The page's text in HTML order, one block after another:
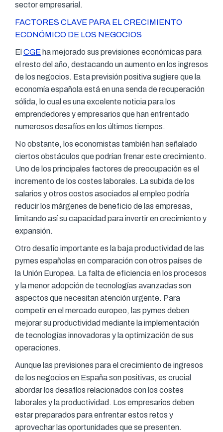
sector empresarial.
FACTORES CLAVE PARA EL CRECIMIENTO
ECONÓMICO DE LOS NEGOCIOS
El CGE ha mejorado sus previsiones económicas para
el resto del año, destacando un aumento en los ingresos
de los negocios. Esta previsión positiva sugiere que la
economía española está en una senda de recuperación
sólida, lo cual es una excelente noticia para los
emprendedores y empresarios que han enfrentado
numerosos desafíos en los últimos tiempos.
No obstante, los economistas también han señalado
ciertos obstáculos que podrían frenar este crecimiento.
Uno de los principales factores de preocupación es el
incremento de los costes laborales. La subida de los
salarios y otros costos asociados al empleo podría
reducir los márgenes de beneficio de las empresas,
limitando así su capacidad para invertir en crecimiento y
expansión.
Otro desafío importante es la baja productividad de las
pymes españolas en comparación con otros países de
la Unión Europea. La falta de eficiencia en los procesos
y la menor adopción de tecnologías avanzadas son
aspectos que necesitan atención urgente. Para
competir en el mercado europeo, las pymes deben
mejorar su productividad mediante la implementación
de tecnologías innovadoras y la optimización de sus
operaciones.
Aunque las previsiones para el crecimiento de ingresos
de los negocios en España son positivas, es crucial
abordar los desafíos relacionados con los costes
laborales y la productividad. Los empresarios deben
estar preparados para enfrentar estos retos y
aprovechar las oportunidades que se presenten.